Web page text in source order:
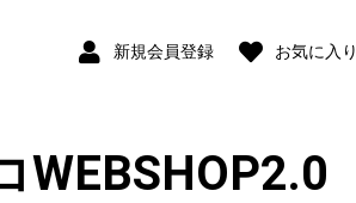
新規会員登録 お気に入り
WEBSHOP2.0